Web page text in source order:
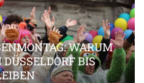
WARUM
BIS